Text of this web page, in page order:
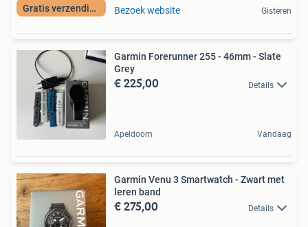
Gratis verzending Bezoek website Gisteren
Garmin Forerunner 255 - 46mm - Slate
Grey
€ 225,00 Details
Apeldoorn Vandaag
Garmin Venu 3 Smartwatch - Zwart met
leren band
€ 275,00 Details